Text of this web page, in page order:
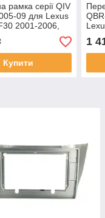
рамка серії QIV
09 для Lexus
2001-2006,
XF30 2001-
9 дюймів
Купити
1